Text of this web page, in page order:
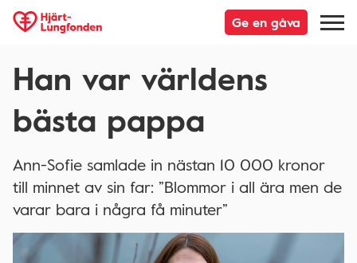
Ge en gåva
Han var världens
bästa pappa
Ann-Sofie samlade in nästan 10 000 kronor
till minnet av sin far: ”Blommor i all ära men de
varar bara i några få minuter”